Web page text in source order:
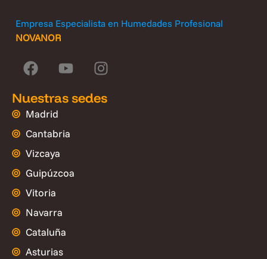
Empresa Especialista en Humedades Profesional
NOVANOR
Nuestras sedes
Madrid
Cantabria
Vizcaya
Guipúzcoa
Vitoria
Navarra
Cataluña
Asturias